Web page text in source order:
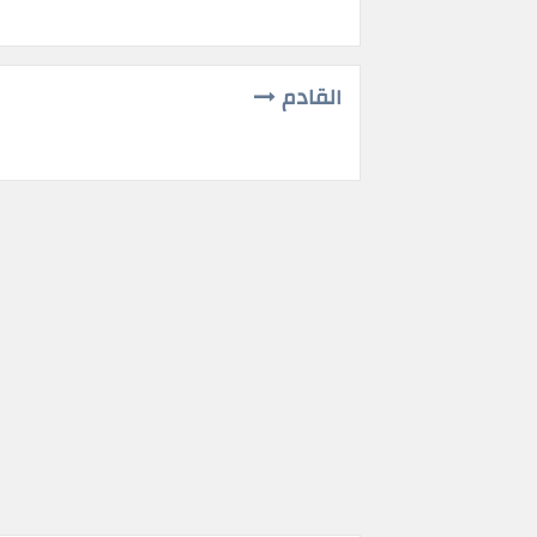
القادم